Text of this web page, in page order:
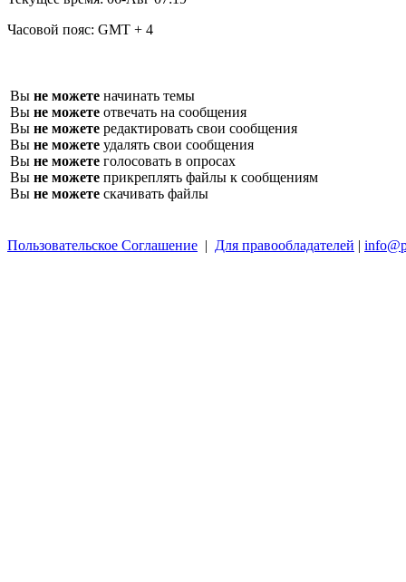
Часовой пояс: GMT + 4
Вы не можете начинать темы
Вы не можете отвечать на сообщения
Вы не можете редактировать свои сообщения
Вы не можете удалять свои сообщения
Вы не можете голосовать в опросах
Вы не можете прикреплять файлы к сообщениям
Вы не можете скачивать файлы
Пользовательское Соглашение | Для правообладателей |